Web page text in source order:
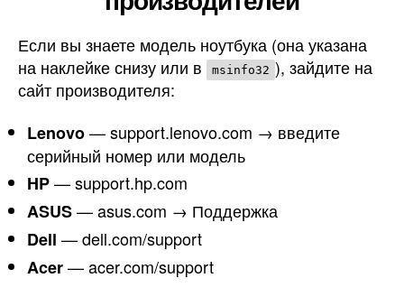
Если вы знаете модель ноутбука (она указана
на наклейке снизу или в
msinfo32 ), зайдите на
сайт производителя:
Lenovo— support.lenovo.com → введите
серийный номер или модель
HP— support.hp.com
ASUS— asus.com → Поддержка
Dell — dell.com/support
Acer— acer.com/support